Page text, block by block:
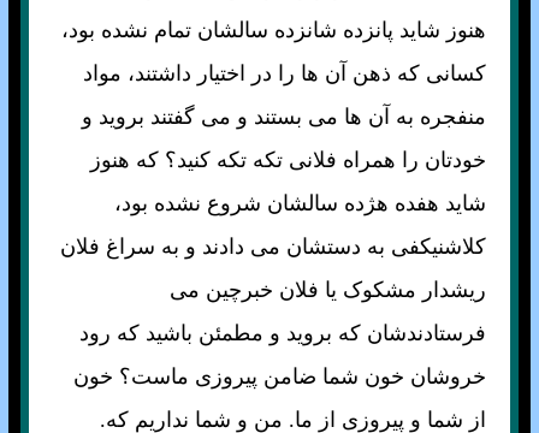
هنوز شايد پانزده شانزده سالشان تمام نشده بود،
کسانی که ذهن آن ها را در اختيار داشتند، مواد
منفجره به آن ها می بستند و می گفتند برويد و
خودتان را همراه فلانی تکه تکه کنيد؟ که هنوز
شايد هفده هژده سالشان شروع نشده بود،
کلاشنيکفی به دستشان می دادند و به سراغ فلان
ريشدار مشکوک يا فلان خبرچين می
فرستادندشان که برويد و مطمئن باشيد که رود
خروشان خون شما ضامن پيروزی ماست؟ خون
از شما و پيروزی از ما. من و شما نداريم که.